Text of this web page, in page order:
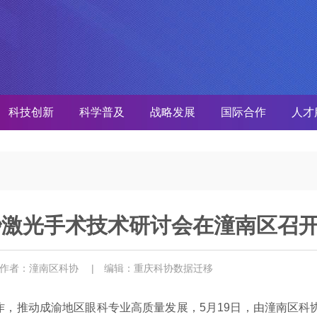
科技创新 科学普及 战略发展 国际合作 人
光手术技术研讨会在潼南区召
者：潼南区科协 | 编辑：重庆科协数据迁移
推动成渝地区眼科专业高质量发展，5月19日，由潼南区科